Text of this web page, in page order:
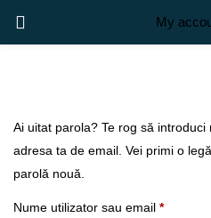
My
Ai uitat parola? Te rog să
adresa ta de email. Vei primi o
parolă nouă.
Nume utilizator sau email *